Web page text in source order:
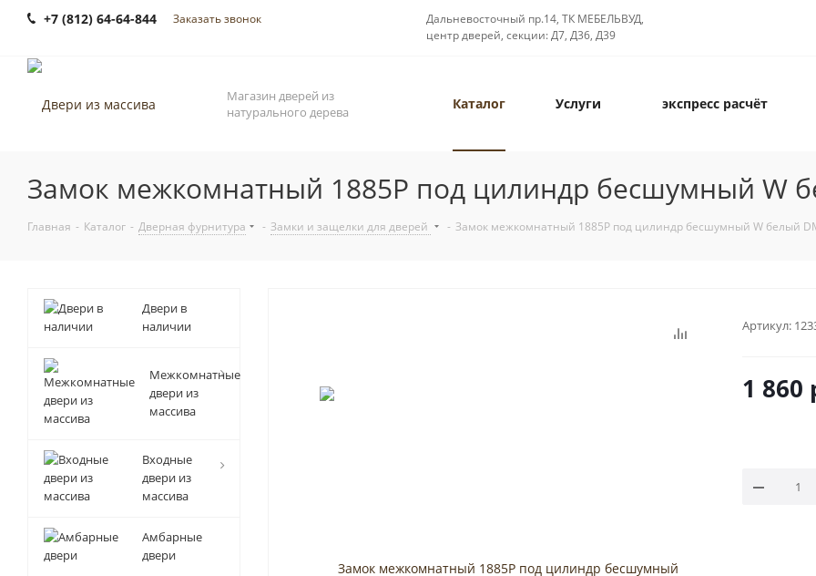
+7 (812) 64-64-844 Заказать звонок
Дальневосточный пр.14, ТК МЕБЕЛЬВУД,
центр дверей, секции: Д7, Д36, Д39
Магазин дверей из
натурального дерева
Каталог Услуги экспресс расчёт
Замок межкомнатный 1885P под цилиндр бесшумный W
Главная - Каталог - Дверная фурнитура - Замки и защелки для дверей - Замок межкомнатный 1885P под цилиндр бесшумный W белый
Артикул:
1 860
Двери в
наличии
Межкомнатные
двери из
массива
Входные
двери из
массива
Амбарные
двери